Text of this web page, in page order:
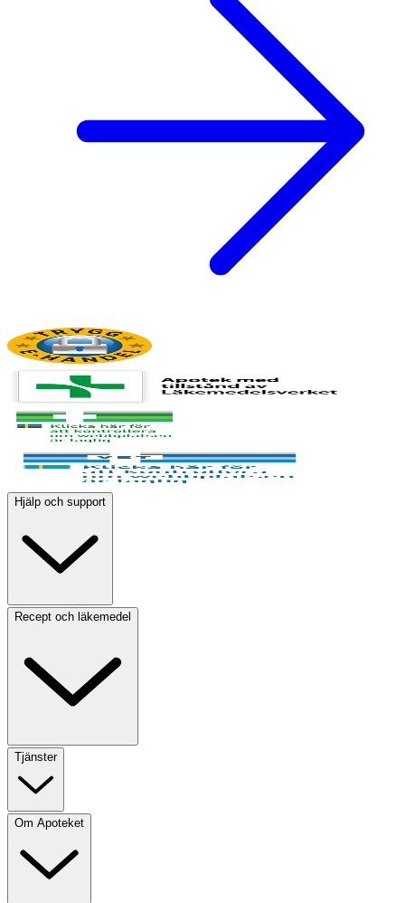
Hjälp och support
Recept och läkemedel
Tjänster
Om Apoteket